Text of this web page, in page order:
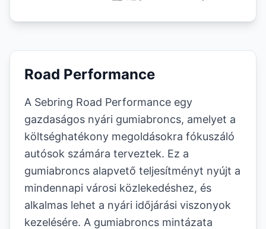
Road Performance
A Sebring Road Performance egy
gazdaságos nyári gumiabroncs, amelyet a
költséghatékony megoldásokra fókuszáló
autósok számára terveztek. Ez a
gumiabroncs alapvető teljesítményt nyújt a
mindennapi városi közlekedéshez, és
alkalmas lehet a nyári időjárási viszonyok
kezelésére. A gumiabroncs mintázata